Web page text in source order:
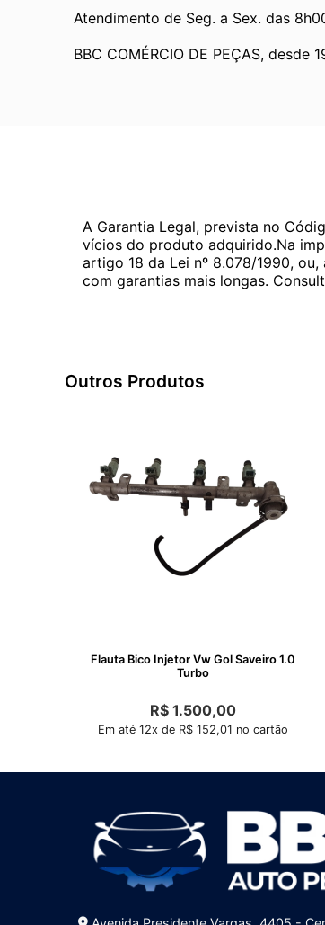
Atendimento de Seg. a Sex. das
BBC COMÉRCIO DE PEÇAS, desde
A Garantia Legal, prevista no
vícios do produto adquirido.Na
artigo 18 da Lei nº 8.078/1990,
com garantias mais longas.
Outros Produtos
Flauta Bico Injetor Vw Gol Saveiro 1.0
Turbo
R$1.500,00
Em até 12x de R$ 152,01 no cartão